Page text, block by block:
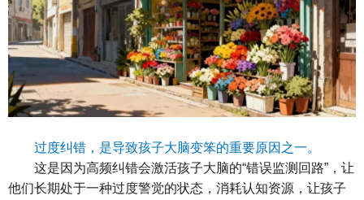
过度纠错，是导致孩子大脑变笨的重要原因之一。
这是因为高频纠错会激活孩子大脑的“错误监测回路”，让
他们长期处于一种过度警觉的状态，消耗认知资源，让孩子